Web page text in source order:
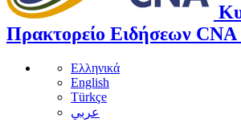
Πρακτορείο Ειδήσεων CNA
Ελληνικά
English
Türkçe
عربي